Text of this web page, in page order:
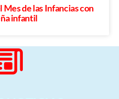
de las Infancias con
infantil